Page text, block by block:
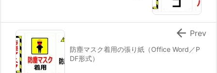
防塵マスク着用の張り紙（Office Word／P
DF形式）
 Prev